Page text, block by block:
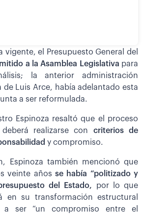
vigente, el Presupuesto General del
a la Asamblea Legislativa para
la anterior administración
de Luis Arce, había adelantado esta
a ser reformulada.
Espinoza resaltó que el proceso
realizarse con criterios de
y compromiso.
Espinoza también mencionó que
veinte años se había “politizado y
del Estado, por lo que
en su transformación estructural
a ser “un compromiso entre el